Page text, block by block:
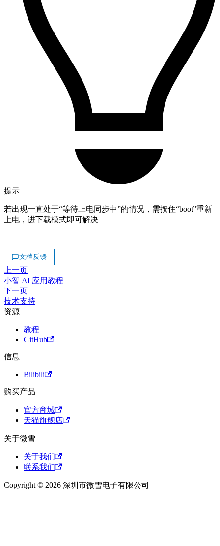
提示
若出现一直处于“等待上电同步中”的情况，需按住“boot”重新
上电，进下载模式即可解决
文档反馈
上一页
小智 AI 应用教程
下一页
技术支持
资源
教程
GitHub
信息
Bilibili
购买产品
官方商城
天猫旗舰店
关于微雪
关于我们
联系我们
Copyright © 2026 深圳市微雪电子有限公司